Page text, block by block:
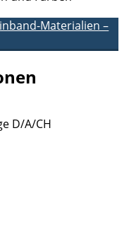
Materialien –
D/A/CH